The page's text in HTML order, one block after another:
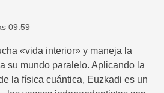
09:59
«vida interior» y maneja la
su mundo paralelo. Aplicando la
la física cuántica, Euzkadi es un